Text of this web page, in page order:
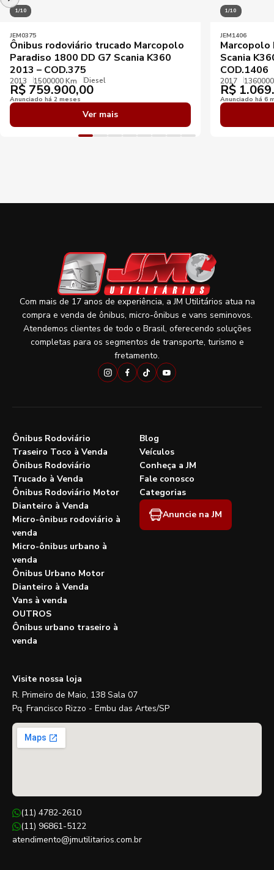
1/10
JEM0375
Ônibus rodoviário trucado Marcopolo
Paradiso 1800 DD G7 Scania K360
2013 – COD.375
2013 1500000 Km Diesel
R$ 759.900,00
Anunciado há 2 meses
Ver mais
1/10
JEM1406
Marcopolo
Scania
COD.1406
2017
R$
Anunciado há 6
Com mais de 17 anos de experiência, a JM Utilitários atua na
compra e venda de ônibus, micro-ônibus e vans seminovos.
Atendemos clientes de todo o Brasil, oferecendo soluções
completas para os segmentos de transporte, turismo e
fretamento.
Ônibus Rodoviário
Traseiro Toco à Venda
Ônibus Rodoviário
Trucado à Venda
Ônibus Rodoviário Motor
Dianteiro à Venda
Micro-ônibus rodoviário à
venda
Micro-ônibus urbano à
venda
Ônibus Urbano Motor
Dianteiro à Venda
Vans à venda
OUTROS
Ônibus urbano traseiro à
venda
Blog
Veículos
Conheça a JM
Fale conosco
Categorias
Anuncie na JM
Visite nossa loja
R. Primeiro de Maio, 138 Sala 07
Pq. Francisco Rizzo - Embu das Artes/SP
(11) 4782-2610
(11) 96861-5122
atendimento@jmutilitarios.com.br